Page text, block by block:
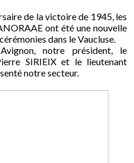
de la victoire de 1945, les
ont été une nouvelle
dans le Vaucluse.
notre président, le
SIRIEIX et le lieutenant
notre secteur.